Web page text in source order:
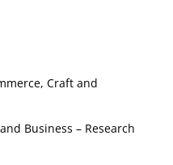
Craft and
Business – Research